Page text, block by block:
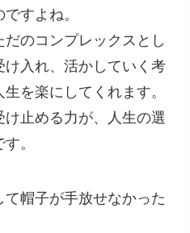
すよね。
のコンプレックスとし
入れ、活かしていく考
を楽にしてくれます。
止める力が、人生の選
。
帽子が手放せなかった